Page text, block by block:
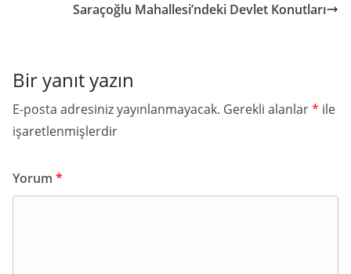
Saraçoğlu Mahallesi’ndeki Devlet Konutları
Bir yanıt yazın
E-posta adresiniz yayınlanmayacak. Gerekli alanlar* ile
işaretlenmişlerdir
Yorum *